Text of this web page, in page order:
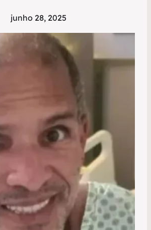
junho 28, 2025